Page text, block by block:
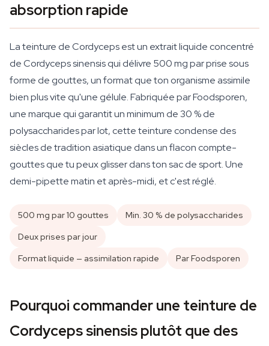
absorption rapide
La teinture de Cordyceps est un extrait liquide concentré
de Cordyceps sinensis qui délivre 500 mg par prise sous
forme de gouttes, un format que ton organisme assimile
bien plus vite qu'une gélule. Fabriquée par Foodsporen,
une marque qui garantit un minimum de 30 % de
polysaccharides par lot, cette teinture condense des
siècles de tradition asiatique dans un flacon compte-
gouttes que tu peux glisser dans ton sac de sport. Une
demi-pipette matin et après-midi, et c'est réglé.
500 mg par 10 gouttes
Min. 30 % de polysaccharides
Deux prises par jour
Format liquide — assimilation rapide
Par Foodsporen
Pourquoi commander une teinture de
Cordyceps sinensis plutôt que des